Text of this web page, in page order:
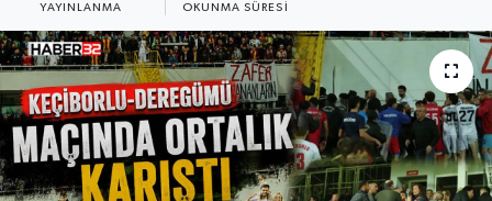
YAYINLANMA OKUNMA SÜRESI
İlginç
KÜLTÜR SANAT
MAGAZİN